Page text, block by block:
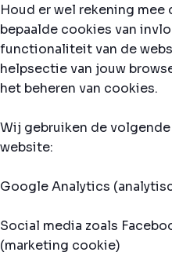
Houd er wel rekening
bepaalde cookies van
functionaliteit van de
helpsectie van jouw
het beheren van cookies.
Wij gebruiken de
website:
Google Analytics
Social media zoals
(marketing cookie)